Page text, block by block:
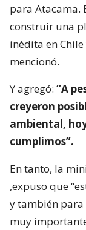
para Atacama.
construir una
inédita en
mencionó.
Y agregó: “A
creyeron
ambiental,
cumplimos”.
En tanto, la
,expuso que
y también para
muy